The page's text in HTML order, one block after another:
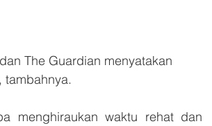
The Guardian menyatakan
tambahnya.